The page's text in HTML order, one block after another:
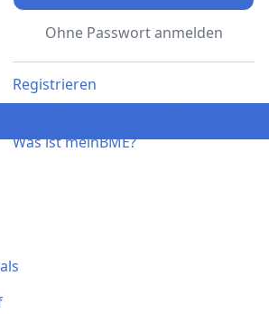
Ohne Passwort anmelden
Registrieren
Was ist meinBME?